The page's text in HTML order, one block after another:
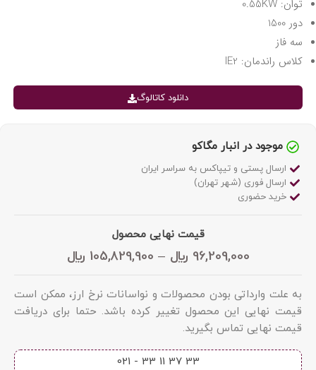
توان: 0.55KW
دور 1500
سه فاز
کلاس راندمان: IE2
دانلود کاتالوگ
موجود در انبار مگاکو
ارسال پستی و تیپاکس به سراسر ایران
ارسال فوری (شهر تهران)
خرید حضوری
قیمت نهایی محصول
96,209,000 ﷼ –
105,829,900 ﷼
به علت وارداتی بودن محصولات و نواسانات نرخ ارز، ممکن است
قیمت نهایی این محصول تغییر کرده باشد. حتما برای دریافت
قیمت نهایی تماس بگیرید.
33 37 11 33 - 021​